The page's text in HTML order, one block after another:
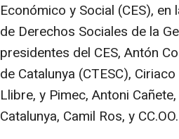
Económico y Social (CES),
de Derechos Sociales de la
presidentes del CES, Antón
de Catalunya (CTESC),
Llibre, y Pimec, Antoni
Catalunya, Camil Ros, y